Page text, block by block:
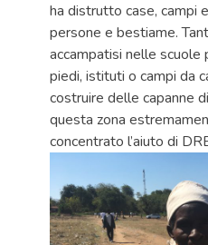
ha distrutto case, campi
persone e bestiame.
accampatisi nelle scuole
piedi, istituti o campi da
costruire delle capanne
questa zona
concentrato l’aiuto di